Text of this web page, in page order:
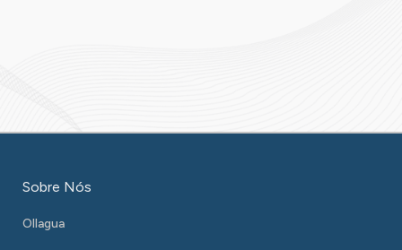
Sobre Nós
Ollagua